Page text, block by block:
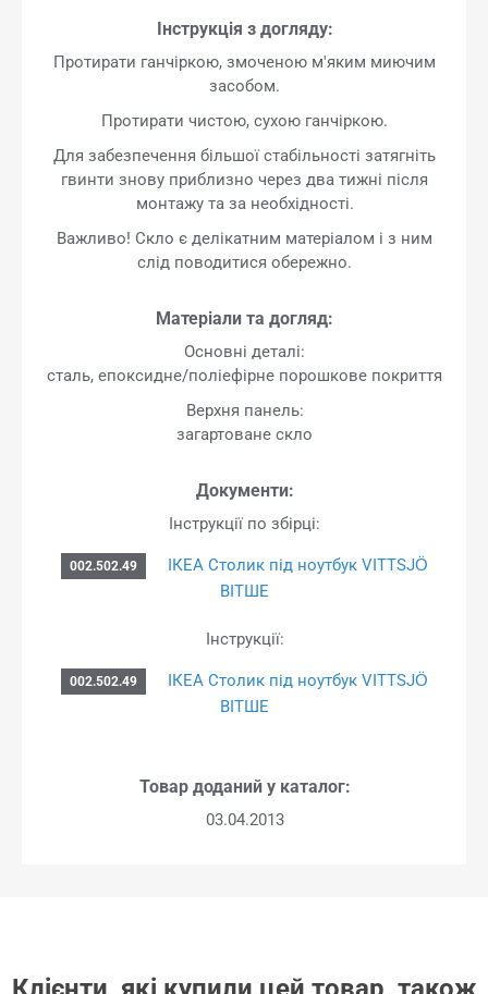
Інструкція з догляду:
Протирати ганчіркою, змоченою м'яким миючим
засобом.
Протирати чистою, сухою ганчіркою.
Для забезпечення більшої стабільності затягніть
гвинти знову приблизно через два тижні після
монтажу та за необхідності.
Важливо! Скло є делікатним матеріалом і з ним
слід поводитися обережно.
Матеріали та догляд:
Основні деталі:
сталь, епоксидне/поліефірне порошкове покриття
Верхня панель:
загартоване скло
Документи:
Інструкції по збірці:
002.502.49
ІКЕА Столик під ноутбук VITTSJÖ
ВІТШЕ
Інструкції:
002.502.49
ІКЕА Столик під ноутбук VITTSJÖ
ВІТШЕ
Товар доданий у каталог:
03.04.2013